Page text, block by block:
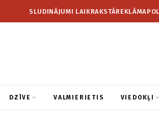
SLUDINĀJUMI LAIKRAKSTĀREKLĀMA
DZĪVE VALMIERIETIS VIEDOKĻI